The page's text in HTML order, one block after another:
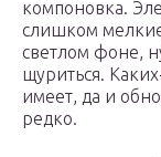
компоновка.
слишком
светлом фоне,
щуриться.
имеет, да и
редко.